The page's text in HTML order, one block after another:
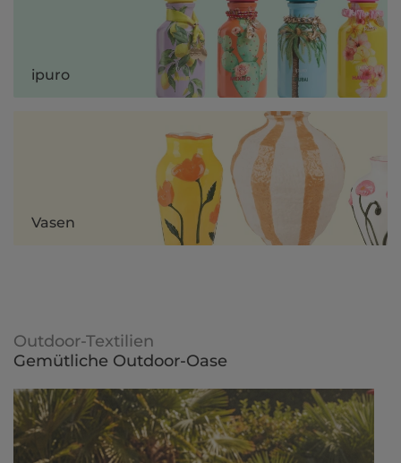
ipuro
Vasen
Outdoor-Textilien
Gemütliche Outdoor-Oase